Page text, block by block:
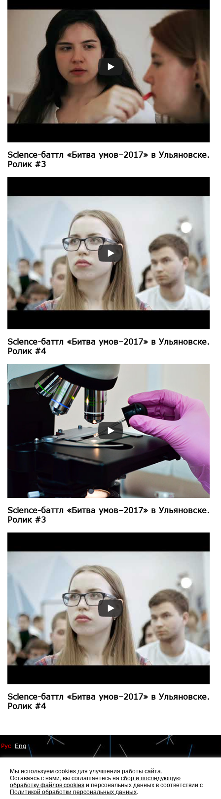
Science-баттл «Битва умов–2017» в Ульяновске.
Ролик #3
Science-баттл «Битва умов–2017» в Ульяновске.
Ролик #4
Science-баттл «Битва умов–2017» в Ульяновске.
Ролик #3
Science-баттл «Битва умов–2017» в Ульяновске.
Ролик #4
Рус Eng
© 2014 - 2026 Иннопрактика
Мы используем cookies для улучшения работы сайта.
Оставаясь с нами, вы соглашаетесь на сбор и последующую
обработку файлов cookiesи персональных данных в соответствии с
Политикой обработки персональных данных.